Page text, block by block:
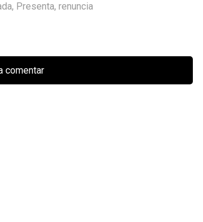
, Presenta, renuncia
comentar